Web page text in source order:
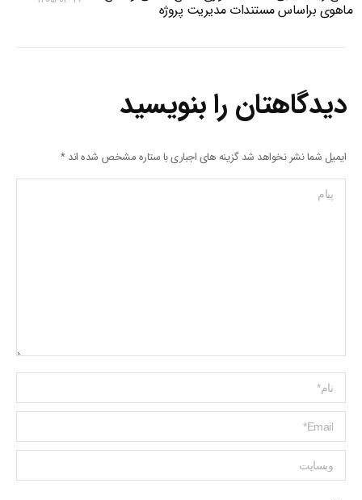
ماهوی براساس مستندات مدیریت پروژه
دیدگاهتان را بنویسید
ایمیل شما نشر نخواهد شد گزینه های اجباری با ستاره مشخص شده اند*
پیام
Name *
ایمیل *
وبسایت